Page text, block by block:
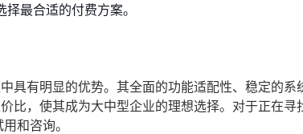
最合适的付费方案。
有明显的优势。其全面的功能适配性、稳定的系
比，使其成为大中型企业的理想选择。对于正在寻
和咨询。